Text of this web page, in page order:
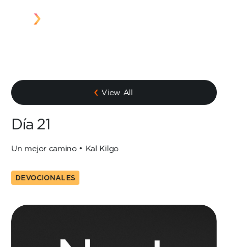
View All
Día 21
Un mejor camino • Kal Kilgo
DEVOCIONALES